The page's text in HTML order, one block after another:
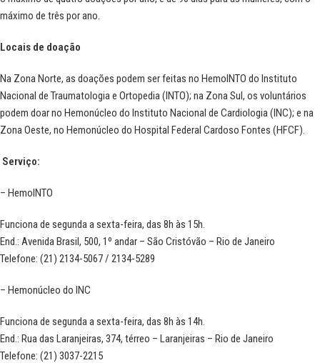
máximo de três por ano.
Locais de doação
Na Zona Norte, as doações podem ser feitas no HemoINTO do Instituto
Nacional de Traumatologia e Ortopedia (INTO); na Zona Sul, os voluntários
podem doar no Hemonúcleo do Instituto Nacional de Cardiologia (INC); e na
Zona Oeste, no Hemonúcleo do Hospital Federal Cardoso Fontes (HFCF).
Serviço:
– HemoINTO
Funciona de segunda a sexta-feira, das 8h às 15h.
End.: Avenida Brasil, 500, 1º andar – São Cristóvão – Rio de Janeiro
Telefone: (21) 2134-5067 / 2134-5289
– Hemonúcleo do INC
Funciona de segunda a sexta-feira, das 8h às 14h.
End.: Rua das Laranjeiras, 374, térreo – Laranjeiras – Rio de Janeiro
Telefone: (21) 3037-2215